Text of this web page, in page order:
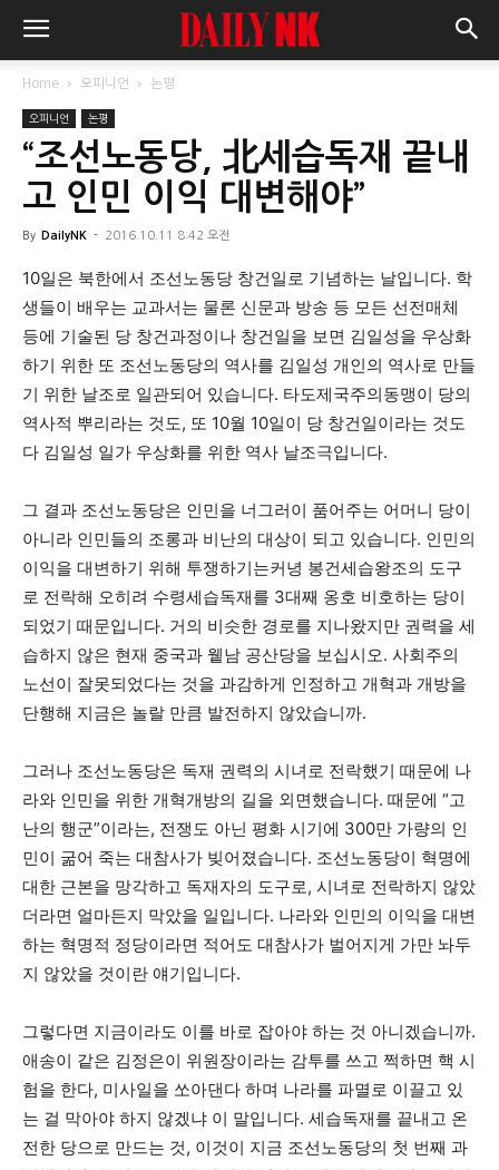
Home 오피니언 논평
오피니언 논평
“조선노동당, 北세습독재 끝내
고 인민 이익 대변해야”
By DailyNK - 2016.10.11 8:42 오전
10일은 북한에서 조선노동당 창건일로 기념하는 날입니다. 학
생들이 배우는 교과서는 물론 신문과 방송 등 모든 선전매체
등에 기술된 당 창건과정이나 창건일을 보면 김일성을 우상화
하기 위한 또 조선노동당의 역사를 김일성 개인의 역사로 만들
기 위한 날조로 일관되어 있습니다. 타도제국주의동맹이 당의
역사적 뿌리라는 것도, 또 10월 10일이 당 창건일이라는 것도
다 김일성 일가 우상화를 위한 역사 날조극입니다.
그 결과 조선노동당은 인민을 너그러이 품어주는 어머니 당이
아니라 인민들의 조롱과 비난의 대상이 되고 있습니다. 인민의
이익을 대변하기 위해 투쟁하기는커녕 봉건세습왕조의 도구
로 전락해 오히려 수령세습독재를 3대째 옹호 비호하는 당이
되었기 때문입니다. 거의 비슷한 경로를 지나왔지만 권력을 세
습하지 않은 현재 중국과 윁남 공산당을 보십시오. 사회주의
노선이 잘못되었다는 것을 과감하게 인정하고 개혁과 개방을
단행해 지금은 놀랄 만큼 발전하지 않았습니까.
그러나 조선노동당은 독재 권력의 시녀로 전락했기 때문에 나
라와 인민을 위한 개혁개방의 길을 외면했습니다. 때문에 “고
난의 행군”이라는, 전쟁도 아닌 평화 시기에 300만 가량의 인
민이 굶어 죽는 대참사가 빚어졌습니다. 조선노동당이 혁명에
대한 근본을 망각하고 독재자의 도구로, 시녀로 전락하지 않았
더라면 얼마든지 막았을 일입니다. 나라와 인민의 이익을 대변
하는 혁명적 정당이라면 적어도 대참사가 벌어지게 가만 놔두
지 않았을 것이란 얘기입니다.
그렇다면 지금이라도 이를 바로 잡아야 하는 것 아니겠습니까.
애송이 같은 김정은이 위원장이라는 감투를 쓰고 쩍하면 핵 시
험을 한다, 미사일을 쏘아댄다 하며 나라를 파멸로 이끌고 있
는 걸 막아야 하지 않겠냐 이 말입니다. 세습독재를 끝내고 온
전한 당으로 만드는 것, 이것이 지금 조선노동당의 첫 번째 과